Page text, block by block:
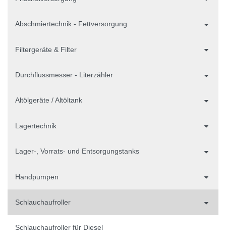
Abschmiertechnik - Fettversorgung
Filtergeräte & Filter
Durchflussmesser - Literzähler
Altölgeräte / Altöltank
Lagertechnik
Lager-, Vorrats- und Entsorgungstanks
Handpumpen
Schlauchaufroller
Schlauchaufroller für Diesel